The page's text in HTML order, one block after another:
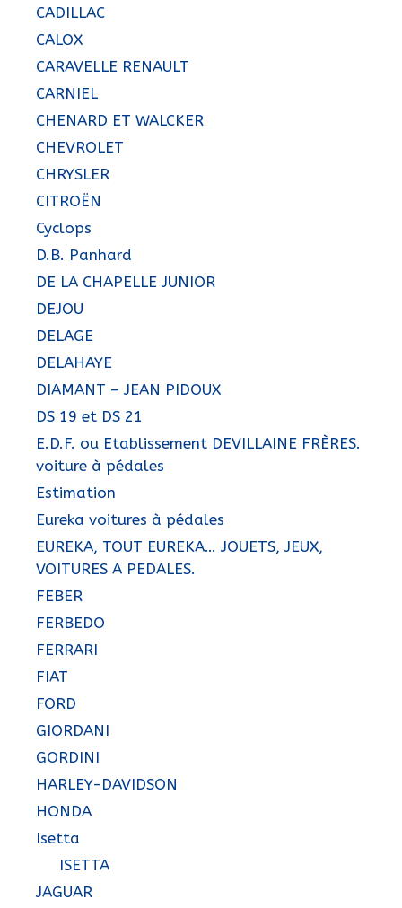
CADILLAC
CALOX
CARAVELLE RENAULT
CARNIEL
CHENARD ET WALCKER
CHEVROLET
CHRYSLER
CITROËN
Cyclops
D.B. Panhard
DE LA CHAPELLE JUNIOR
DEJOU
DELAGE
DELAHAYE
DIAMANT – JEAN PIDOUX
DS 19 et DS 21
E.D.F. ou Etablissement DEVILLAINE FRÈRES.
voiture à pédales
Estimation
Eureka voitures à pédales
EUREKA, TOUT EUREKA… JOUETS, JEUX,
VOITURES A PEDALES.
FEBER
FERBEDO
FERRARI
FIAT
FORD
GIORDANI
GORDINI
HARLEY-DAVIDSON
HONDA
Isetta
ISETTA
JAGUAR